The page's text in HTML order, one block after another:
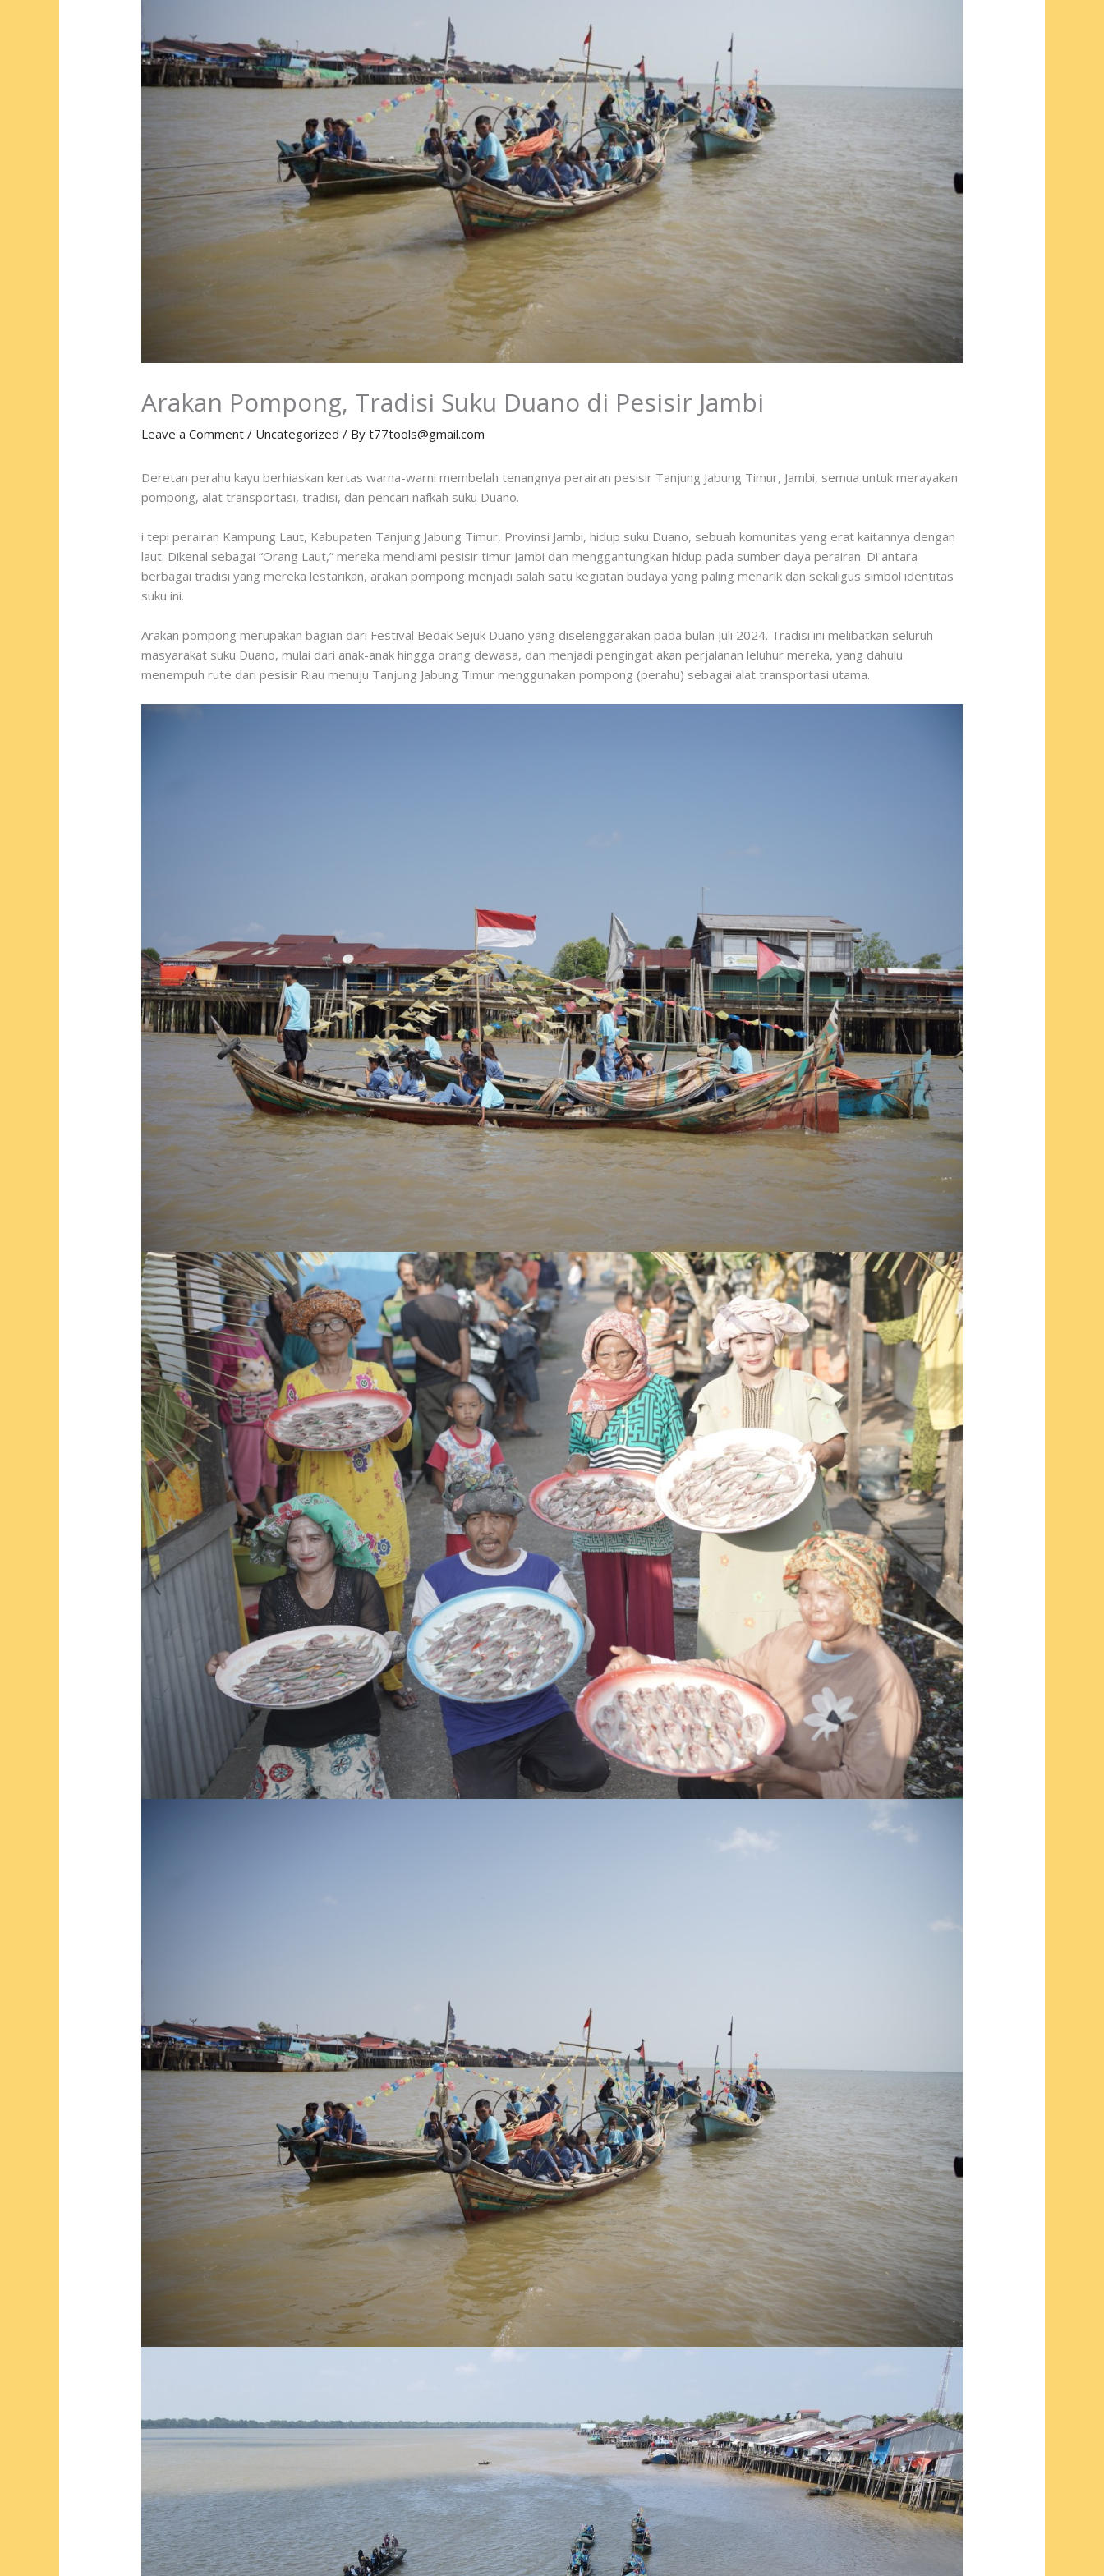
Arakan Pompong, Tradisi Suku Duano di Pesisir Jambi
Leave a Comment / Uncategorized / Byt77tools@gmail.com
Deretan perahu kayu berhiaskan kertas warna-warni membelah tenangnya perairan pesisir Tanjung Jabung Timur, Jambi, semua untuk merayakan
pompong, alat transportasi, tradisi, dan pencari nafkah suku Duano.
i tepi perairan Kampung Laut, Kabupaten Tanjung Jabung Timur, Provinsi Jambi, hidup suku Duano, sebuah komunitas yang erat kaitannya dengan
laut. Dikenal sebagai “Orang Laut,” mereka mendiami pesisir timur Jambi dan menggantungkan hidup pada sumber daya perairan. Di antara
berbagai tradisi yang mereka lestarikan, arakan pompong menjadi salah satu kegiatan budaya yang paling menarik dan sekaligus simbol identitas
suku ini.
Arakan pompong merupakan bagian dari Festival Bedak Sejuk Duano yang diselenggarakan pada bulan Juli 2024. Tradisi ini melibatkan seluruh
masyarakat suku Duano, mulai dari anak-anak hingga orang dewasa, dan menjadi pengingat akan perjalanan leluhur mereka, yang dahulu
menempuh rute dari pesisir Riau menuju Tanjung Jabung Timur menggunakan pompong (perahu) sebagai alat transportasi utama.